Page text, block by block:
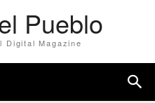
Pueblo
Digital Magazine